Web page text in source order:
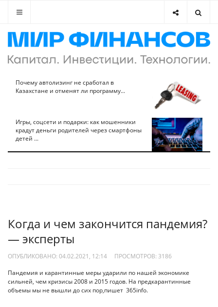
Почему автолизинг не сработал в
Казахстане и отменят ли программу...
Игры, соцсети и подарки: как мошенники
крадут деньги родителей через смартфоны
детей ...
Когда и чем закончится пандемия?
— эксперты
ОПУБЛИКОВАНО: 04.02.2021, 12:14 ПРОСМОТРОВ: 3186
Пандемия и карантинные меры ударили по нашей экономике
сильней, чем кризисы 2008 и 2015 годов. На предкарантинные
объемы мы не вышли до сих пор,пишет 365info.